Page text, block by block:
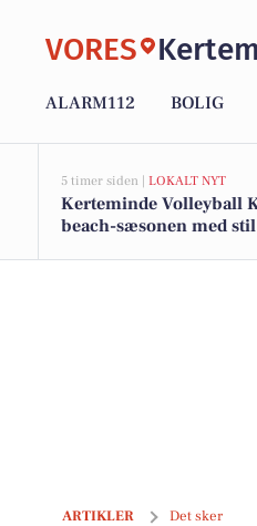
VORES
ALARM112 BOLIG
5 timer siden | LOKALT NYT
Kerteminde Volleyball
beach-sæsonen med stil
ARTIKLER Det sker
Blå Flag arrangementer